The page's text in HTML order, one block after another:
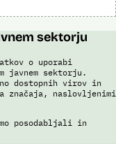
terorističnih in
organov na
posreduje podatke
iz sistema
njihove obdelave
tveganja
sredstvi.
sektorju
o uporabi
javnem sektorju.
dostopnih virov in
značaja, naslovljenimi
posodabljali in